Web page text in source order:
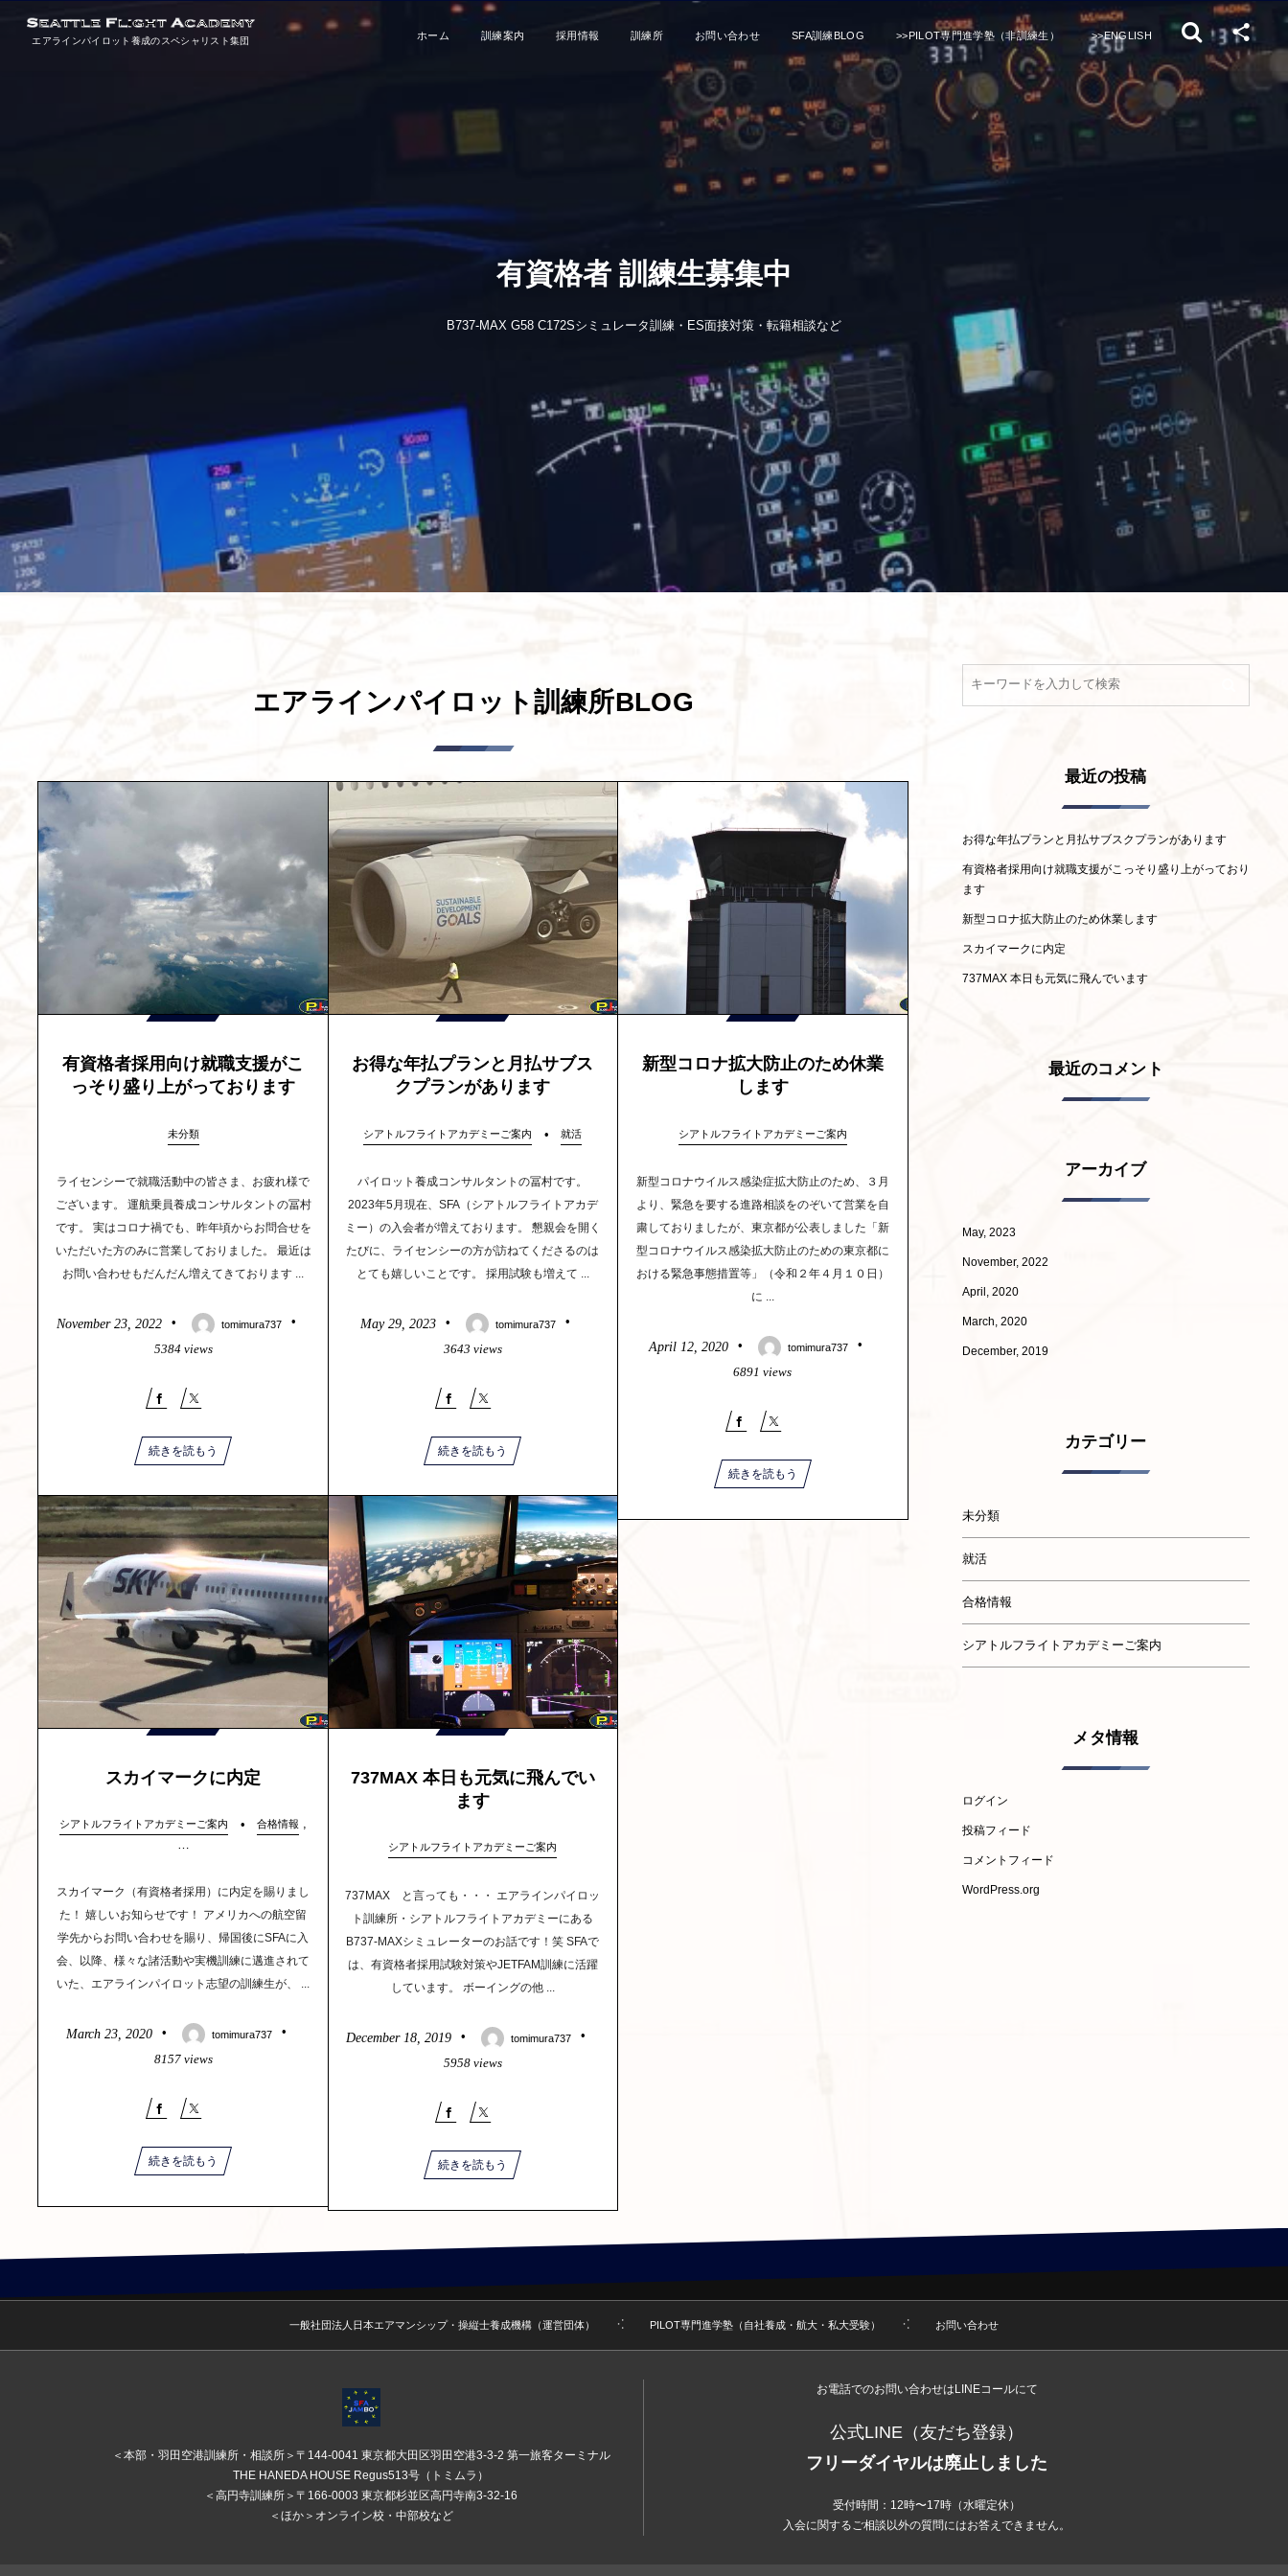
エアラインパイロット養成のスペシャリスト集団 ホーム 訓練案内 採用情報 訓練所 お問い合わせ SFA訓練BLOG >>PILOT専門進学塾（非訓練生） >>ENGLISH
有資格者 訓練生募集中
B737-MAX G58 C172Sシミュレータ訓練・ES面接対策・転籍相談など
エアラインパイロット訓練所BLOG
有資格者採用向け就職支援がこ
っそり盛り上がっております
未分類
ライセンシーで就職活動中の皆さま、お疲れ様で
ございます。 運航乗員養成コンサルタントの冨村
です。 実はコロナ禍でも、昨年頃からお問合せを
いただいた方のみに営業しておりました。 最近は
お問い合わせもだんだん増えてきております ...
November 23, 2022 tomimura737
5384 views
続きを読もう
お得な年払プランと月払サブス
クプランがあります
シアトルフライトアカデミーご案内 就活
パイロット養成コンサルタントの冨村です。
2023年5月現在、SFA（シアトルフライトアカデ
ミー）の入会者が増えております。 懇親会を開く
たびに、ライセンシーの方が訪ねてくださるのは
とても嬉しいことです。 採用試験も増えて ...
May 29 ,2023 tomimura737
3643 views
続きを読もう
新型コロナ拡大防止のため休業
します
シアトルフライトアカデミーご案内
新型コロナウイルス感染症拡大防止のため、３月
より、緊急を要する進路相談をのぞいて営業を自
粛しておりましたが、東京都が公表しました「新
型コロナウイルス感染拡大防止のための東京都に
おける緊急事態措置等」（令和２年４月１０日）
に ...
April 12, 2020 tomimura737
6891 views
続きを読もう
スカイマークに内定
シアトルフライトアカデミーご案内 合格情報 ,
…
スカイマーク（有資格者採用）に内定を賜りまし
た！ 嬉しいお知らせです！ アメリカへの航空留
学先からお問い合わせを賜り、帰国後にSFAに入
会、以降、様々な諸活動や実機訓練に邁進されて
いた、エアラインパイロット志望の訓練生が、 ...
March 23, 2020 tomimura737
8157 views
続きを読もう
737MAX 本日も元気に飛んでい
ます
シアトルフライトアカデミーご案内
737MAX と言っても・・・ エアラインパイロッ
ト訓練所・シアトルフライトアカデミーにある
B737-MAXシミュレーターのお話です！笑 SFAで
は、有資格者採用試験対策やJETFAM訓練に活躍
しています。 ボーイングの他 ...
December 18, 2019 tomimura737
5958 views
続きを読もう
最近の投稿
お得な年払プランと月払サブスクプランがあります
有資格者採用向け就職支援がこっそり盛り上がっており
ます
新型コロナ拡大防止のため休業します
スカイマークに内定
737MAX 本日も元気に飛んでいます
最近のコメント
アーカイブ
May, 2023
November, 2022
April, 2020
March, 2020
December, 2019
カテゴリー
未分類
就活
合格情報
シアトルフライトアカデミーご案内
メタ情報
ログイン
投稿フィード
コメントフィード
WordPress.org
一般社団法人日本エアマンシップ・操縦士養成機構（運営団体） PILOT専門進学塾（自社養成・航大・私大受験） お問い合わせ
＜本部・羽田空港訓練所・相談所＞〒144-0041 東京都大田区羽田空港3-3-2 第一旅客ターミナル
THE HANEDA HOUSE Regus513号（トミムラ）
＜高円寺訓練所＞〒166-0003 東京都杉並区高円寺南3-32-16
＜ほか＞オンライン校・中部校など
お電話でのお問い合わせはLINEコールにて
公式LINE（友だち登録）
フリーダイヤルは廃止しました
受付時間：12時〜17時（水曜定休）
入会に関するご相談以外の質問にはお答えできません。